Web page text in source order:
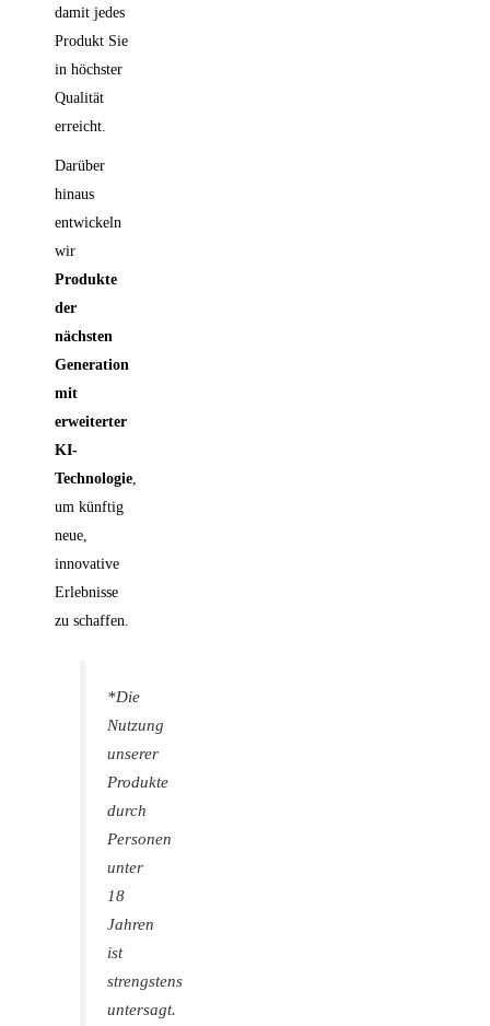
damit jedes
Produkt Sie
in höchster
Qualität
erreicht.
Darüber
hinaus
entwickeln
wir
Produkte
der
nächsten
Generation
mit
erweiterter
KI-
Technologie,
um künftig
neue,
innovative
Erlebnisse
zu schaffen.
*Die
Nutzung
unserer
Produkte
durch
Personen
unter
18
Jahren
ist
strengstens
untersagt.